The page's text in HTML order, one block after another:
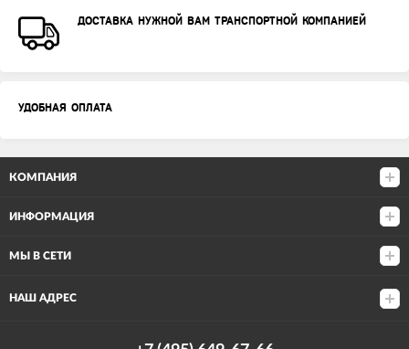
ДОСТАВКА НУЖНОЙ ВАМ ТРАНСПОРТНОЙ КОМПАНИЕЙ
УДОБНАЯ ОПЛАТА
КОМПАНИЯ
ИНФОРМАЦИЯ
МЫ В СЕТИ
НАШ АДРЕС